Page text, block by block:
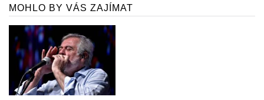
MOHLO BY VÁS ZAJÍMAT